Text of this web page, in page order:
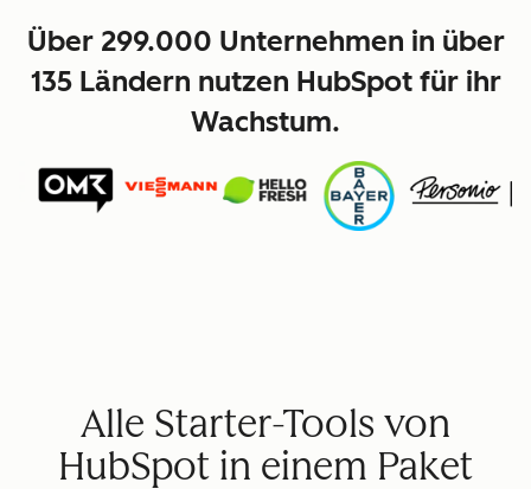
Über 299.000 Unternehmen in über
135 Ländern nutzen HubSpot für ihr
Wachstum.
Alle Starter-Tools von
HubSpot in einem Paket